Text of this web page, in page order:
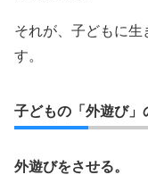
それが、子どもに
す。
子どもの「外遊び」
外遊びをさせる。